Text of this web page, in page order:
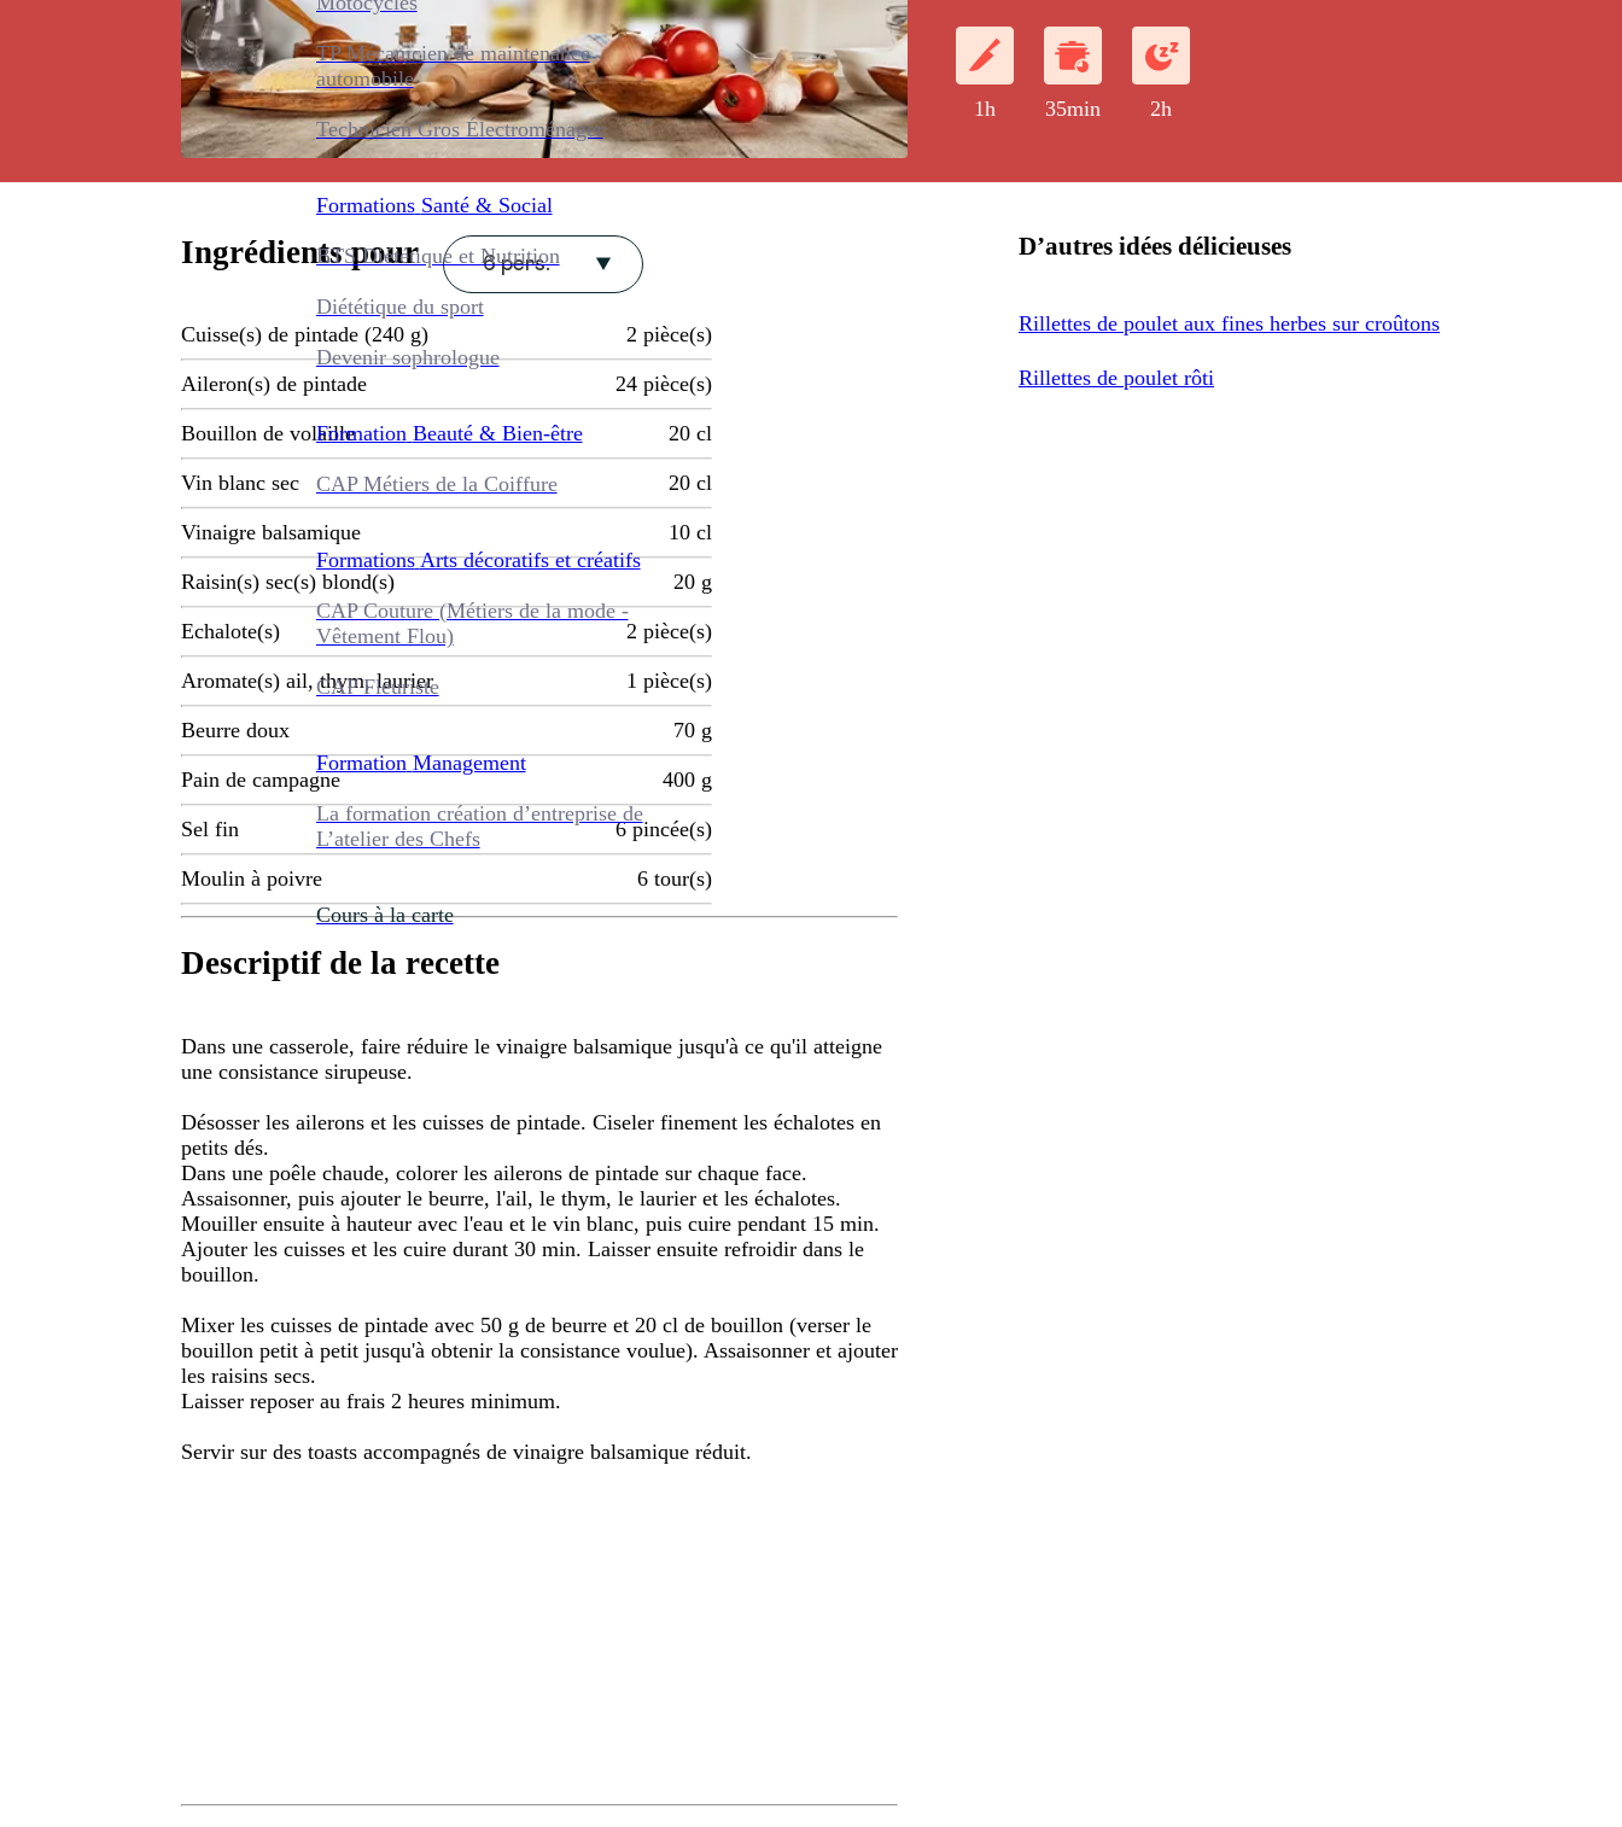
TP Mécanicien de maintenance
automobile
Technicien Gros Électroménager
Formations Santé & Social
BTS Diététique et Nutrition
Diététique du sport
Devenir sophrologue
Formation Beauté & Bien-être
CAP Métiers de la Coiffure
Formations Arts décoratifs et créatifs
CAP Couture (Métiers de la mode -
Vêtement Flou)
CAP Fleuriste
Formation Management
La formation création d’entreprise de
L’atelier des Chefs
Cours à la carte
1h 35min 2h
Ingrédients pour 6 pers.
Cuisse(s) de pintade (240 g) 2 pièce(s)
Aileron(s) de pintade 24 pièce(s)
Bouillon de volaille 20 cl
Vin blanc sec 20 cl
Vinaigre balsamique 10 cl
Raisin(s) sec(s) blond(s) 20 g
Echalote(s) 2 pièce(s)
Aromate(s) ail, thym, laurier 1 pièce(s)
Beurre doux 70 g
Pain de campagne 400 g
Sel fin 6 pincée(s)
Moulin à poivre 6 tour(s)
Descriptif de la recette
Dans une casserole, faire réduire le vinaigre balsamique jusqu'à ce qu'il atteigne
une consistance sirupeuse.
Désosser les ailerons et les cuisses de pintade. Ciseler finement les échalotes en
petits dés.
Dans une poêle chaude, colorer les ailerons de pintade sur chaque face.
Assaisonner, puis ajouter le beurre, l'ail, le thym, le laurier et les échalotes.
Mouiller ensuite à hauteur avec l'eau et le vin blanc, puis cuire pendant 15 min.
Ajouter les cuisses et les cuire durant 30 min. Laisser ensuite refroidir dans le
bouillon.
Mixer les cuisses de pintade avec 50 g de beurre et 20 cl de bouillon (verser le
bouillon petit à petit jusqu'à obtenir la consistance voulue). Assaisonner et ajouter
les raisins secs.
Laisser reposer au frais 2 heures minimum.
Servir sur des toasts accompagnés de vinaigre balsamique réduit.
D’autres idées délicieuses
Rillettes de poulet aux fines herbes sur croûtons
Rillettes de poulet rôti